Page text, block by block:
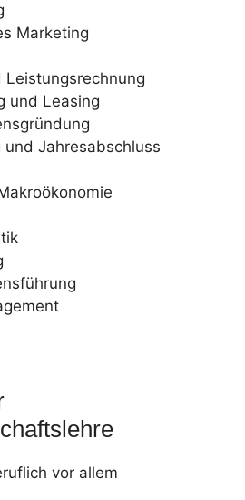
Marketing
Leistungsrechnung
und Leasing
und Jahresabschluss
vor allem